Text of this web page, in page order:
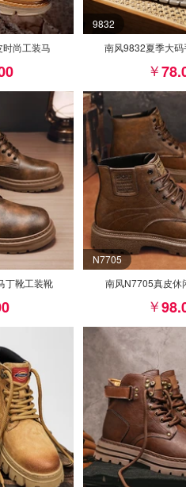
尚工装马
9832
南风9832夏季大
丁靴工装靴
N7705
南风N7705真皮休